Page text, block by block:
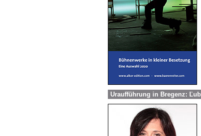
Uraufführung in Bregenz: